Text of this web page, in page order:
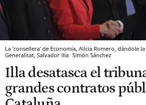
La 'consellera' de Economía, Alícia Romero, dándole
Generalitat, Salvador Illa Simón Sánchez
Illa desatasca el
grandes contratos